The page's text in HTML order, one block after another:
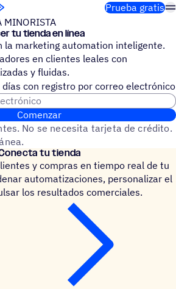
Prueba gratis
MINORISTA
tu tienda en línea
la marketing automation inteligente.
en clientes leales con
y fluidas.
con regis­tro por correo electrónico
Comenzar
No se necesita tarjeta de crédito.
tu tienda
y compras en tiempo real de tu
automatizaciones, personalizar el
los resultados comerciales.